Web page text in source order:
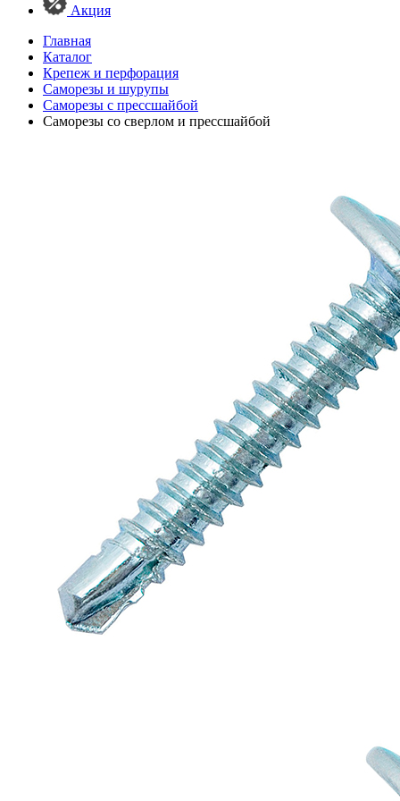
Акция
Главная
Каталог
Крепеж и перфорация
Саморезы и шурупы
Саморезы с прессшайбой
Саморезы со сверлом и прессшайбой